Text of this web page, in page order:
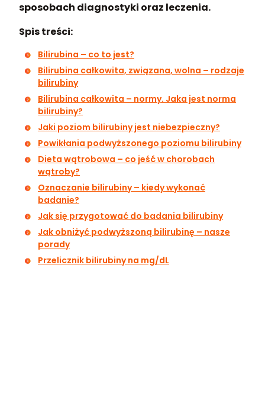
sposobach diagnostyki oraz leczenia.
Spis treści:
Bilirubina – co to jest?
Bilirubina całkowita, związana, wolna – rodzaje
bilirubiny
Bilirubina całkowita – normy. Jaka jest norma
bilirubiny?
Jaki poziom bilirubiny jest niebezpieczny?
Powikłania podwyższonego poziomu bilirubiny
Dieta wątrobowa – co jeść w chorobach
wątroby?
Oznaczanie bilirubiny – kiedy wykonać
badanie?
Jak się przygotować do badania bilirubiny
Jak obniżyć podwyższoną bilirubinę – nasze
porady
Przelicznik bilirubiny na mg/dL